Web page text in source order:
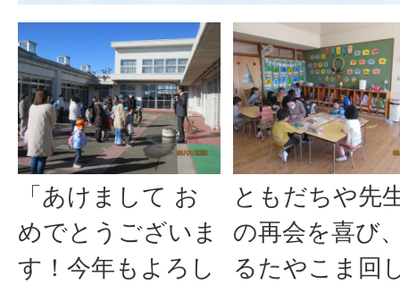
「あけまして お
めでとうございま
す！今年もよろし
ともだちや先
の再会を喜び
るたやこま回